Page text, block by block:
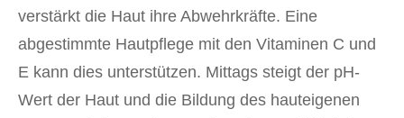
verstärkt die Haut ihre Abwehrkräfte. Eine
abgestimmte Hautpflege mit den Vitaminen C und
E kann dies unterstützen. Mittags steigt der pH-
Wert der Haut und die Bildung des hauteigenen